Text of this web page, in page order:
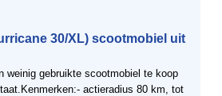
30/XL) scootmobiel uit
weinig gebruikte scootmobiel te koop
actieradius 80 km, tot